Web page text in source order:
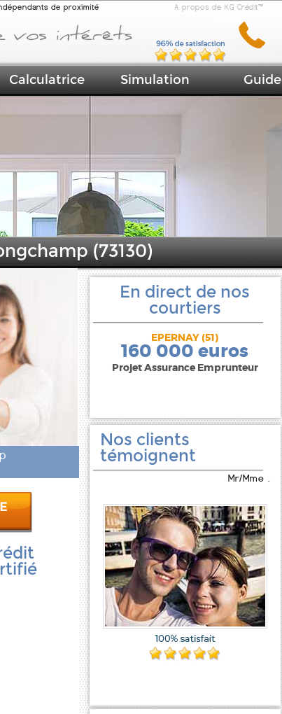
(73130)
En direct de nos
courtiers
000 euros
EPERNAY (51)
160 000 euros
Projet Assurance Emprunteur
240 000 euros
Nos clients
témoignent
Mr/Mme .
de proximité A propos de KG Crédit™
Calculatrice Simulation Guide